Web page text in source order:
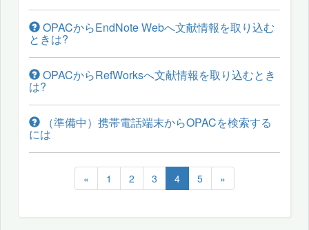
OPACからEndNote Webへ文献情報を取り込む
ときは?
OPACからRefWorksへ文献情報を取り込むとき
は?
（準備中）携帯電話端末からOPACを検索する
には
« 1 2 3 4 5 »